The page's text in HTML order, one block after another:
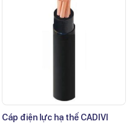
Cáp điện lực hạ thế CADIVI